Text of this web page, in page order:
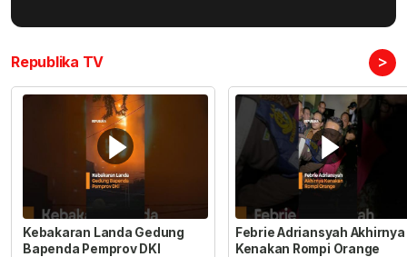
Republika TV >
Kebakaran Landa Gedung
Bapenda Pemprov DKI
Febrie Adriansyah Akhirnya
Kenakan Rompi Orange